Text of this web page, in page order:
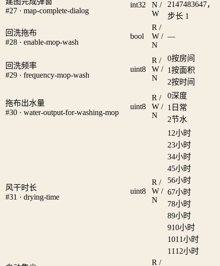
#27 · map-complete-dialog
int32
N /
W
2147483647，
步长 1
回洗拖布
#28 · enable-mop-wash
bool
R /
W /
N
—
回洗频率
#29 · frequency-mop-wash
uint8
R /
W /
N
0按房间
1按面积
2按时间
拖布出水量
#30 · water-output-for-washing-mop
uint8
R /
W /
N
0深度
1 日常
2节水
风干时长
#31 · drying-time
uint8
R /
W /
N
1 2小时
23小时
34小时
45小时
56小时
67小时
78小时
89小时
910小时
1011小时
11 12小时
R /